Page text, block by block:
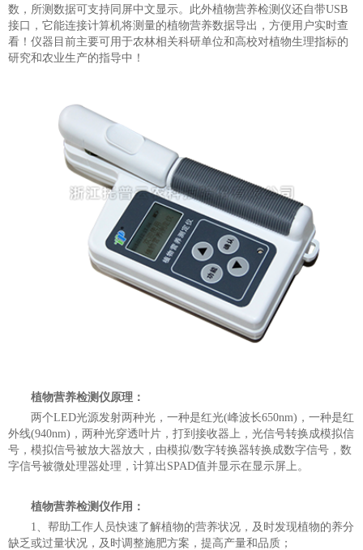
数，所测数据可支持同屏中文显示。此外植物营养检测仪还自带USB
接口，它能连接计算机将测量的植物营养数据导出，方便用户实时查
看！仪器目前主要可用于农林相关科研单位和高校对植物生理指标的
研究和农业生产的指导中！
植物营养检测仪原理：
两个LED光源发射两种光，一种是红光(峰波长650nm)，一种是红
外线(940nm)，两种光穿透叶片，打到接收器上，光信号转换成模拟信
号，模拟信号被放大器放大，由模拟/数字转换器转换成数字信号，数
字信号被微处理器处理，计算出SPAD值并显示在显示屏上。
植物营养检测仪作用：
1、帮助工作人员快速了解植物的营养状况，及时发现植物的养分
缺乏或过量状况，及时调整施肥方案，提高产量和品质；